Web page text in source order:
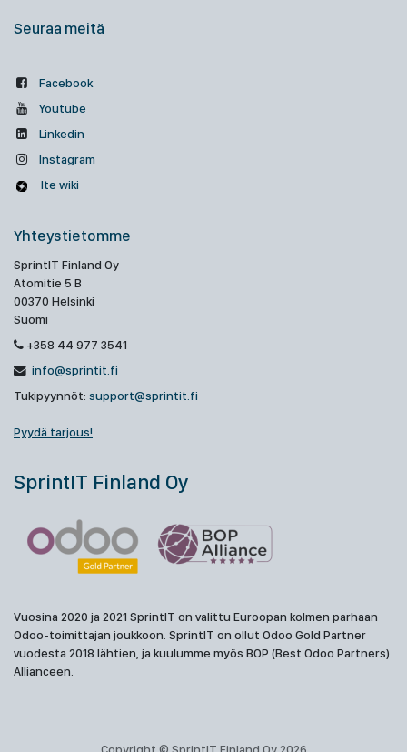
Seuraa meitä
Facebook
Youtube
Linkedin
Instagram
Ite wiki
Yhteystietomme
SprintIT Finland Oy
Atomitie 5 B
00370 Helsinki
Suomi
+358 44 977 3541
info@sprintit.fi
Tukipyynnöt: support@sprintit.fi
Pyydä tarjous!
SprintIT Finland Oy
Vuosina 2020 ja 2021 SprintIT on valittu Euroopan kolmen parhaan
Odoo-toimittajan joukkoon. SprintIT on ollut Odoo Gold Partner
vuodesta 2018 lähtien, ja kuulumme myös BOP (Best Odoo Partners)
Allianceen.
Copyright © SprintIT Finland Oy 2026